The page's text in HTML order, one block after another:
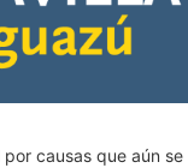
causas que aún